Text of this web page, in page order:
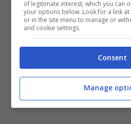
SERGIO MOTTURA Civitella
FERGHETTINA Franciacorta
CAVALIER PEPE Rosato del
DOC 15; Vela Vento
15; Or rOSè Vino spumante
of legitimate interest, which you can
your options below. Look for a link
or in the site menu to manage or
and cookie settings.
Consent
Manage